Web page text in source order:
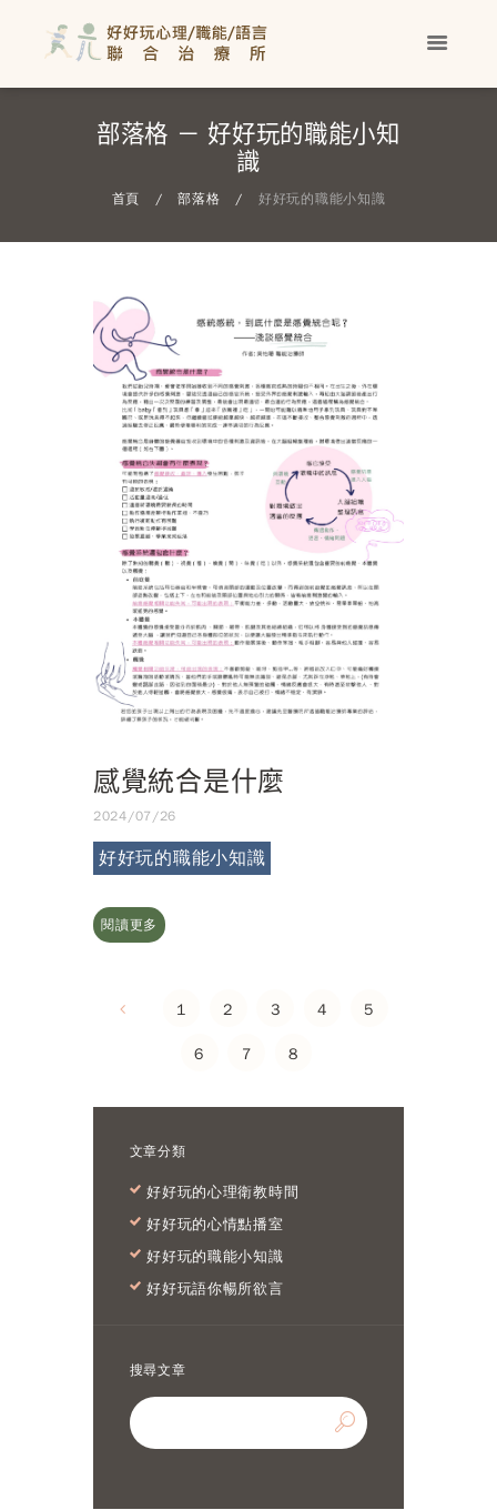
部落格 － 好好玩的職能小知
識
首頁 部落格 好好玩的職能小知識
感覺統合是什麼
2024/07/26
好好玩的職能小知識
閱讀更多
1 2 3 4 5
6 7 8
文章分類
好好玩的心理衛教時間
好好玩的心情點播室
好好玩的職能小知識
好好玩語你暢所欲言
搜尋文章